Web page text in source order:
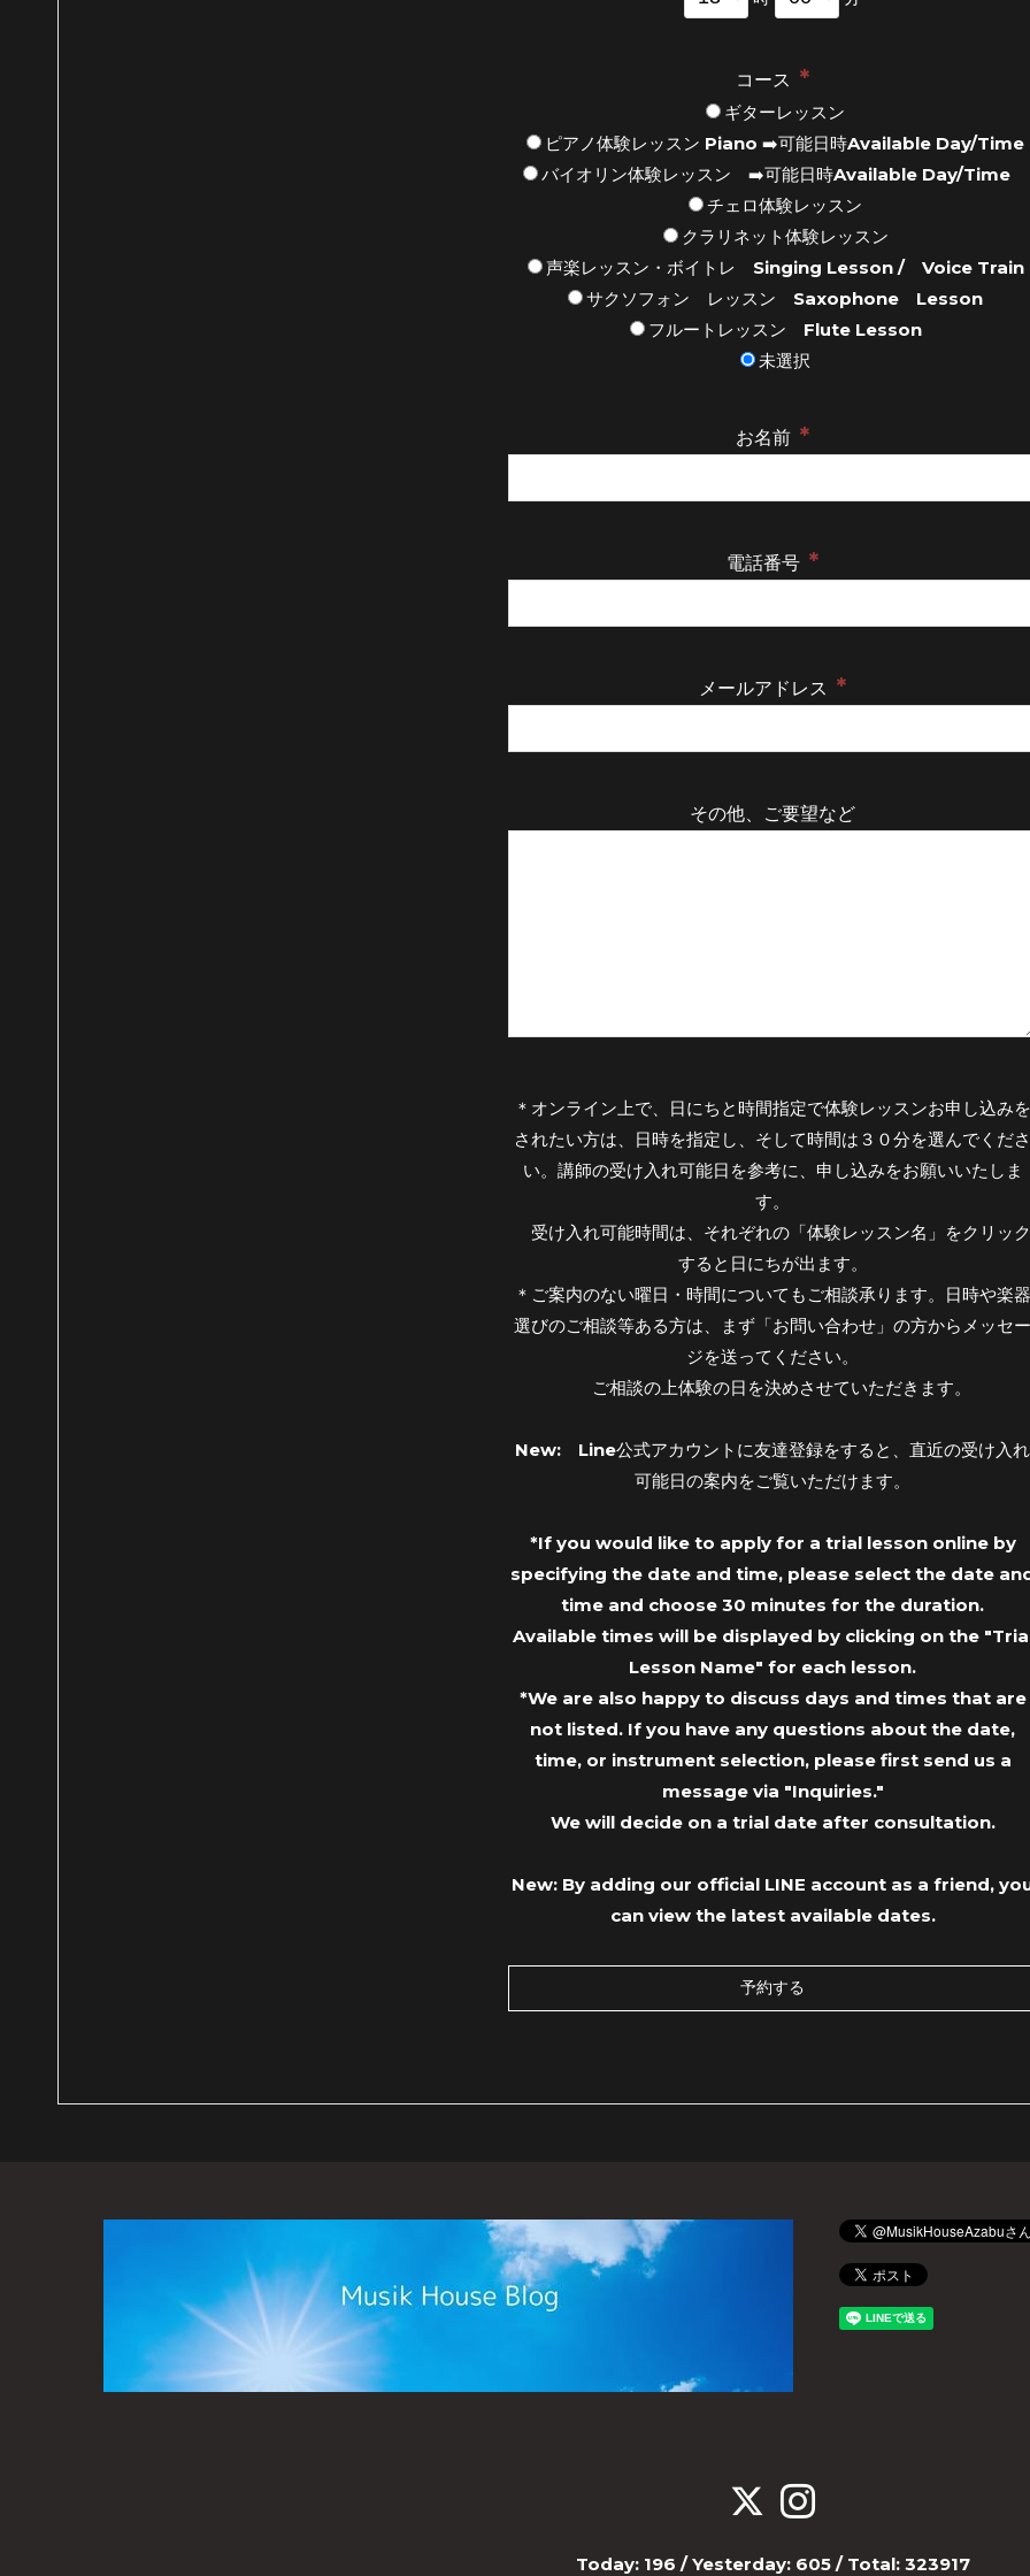
コース *
ギターレッスン
ピアノ体験レッスン Piano ➡️可能日時Available Day/Time
バイオリン体験レッスン ➡️可能日時Available Day/Time
チェロ体験レッスン
クラリネット体験レッスン
声楽レッスン・ボイトレ Singing Lesson / Voice Train
サクソフォン レッスン Saxophone Lesson
フルートレッスン Flute Lesson
未選択
お名前 *
電話番号 *
メールアドレス *
その他、ご要望など
＊オンライン上で、日にちと時間指定で体験レッスンお申し込みを
されたい方は、日時を指定し、そして時間は３０分を選んでくださ
い。講師の受け入れ可能日を参考に、申し込みをお願いいたしま
す。
受け入れ可能時間は、それぞれの「体験レッスン名」をクリック
すると日にちが出ます。
＊ご案内のない曜日・時間についてもご相談承ります。日時や楽器
選びのご相談等ある方は、まず「お問い合わせ」の方からメッセー
ジを送ってください。
ご相談の上体験の日を決めさせていただきます。
New: Line公式アカウントに友達登録をすると、直近の受け入れ
可能日の案内をご覧いただけます。
*If you would like to apply for a trial lesson online by
specifying the date and time, please select the date
time and choose 30 minutes for the duration.
Available times will be displayed by clicking on the
Lesson Name" for each lesson.
*We are also happy to discuss days and times that are
not listed. If you have any questions about the date,
time, or instrument selection, please first send us a
message via "Inquiries."
We will decide on a trial date after consultation.
New: By adding our official LINE account as a friend,
can view the latest available dates.
Today: 196 / Yesterday: 605/ Total: 323917